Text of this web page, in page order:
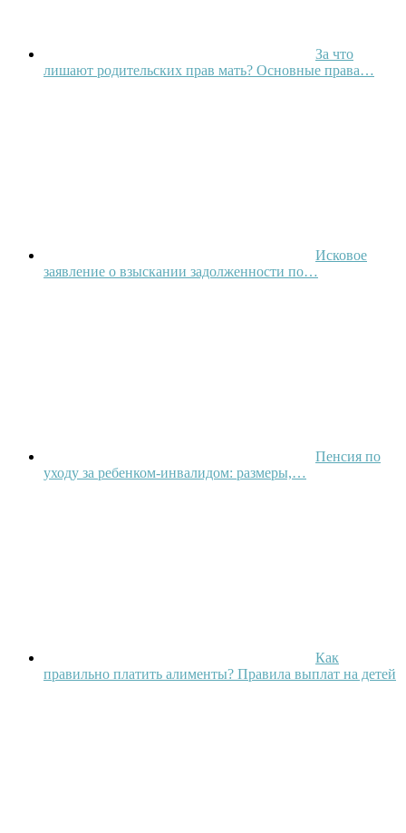
За что
лишают родительских прав мать? Основные права…
Исковое
заявление о взыскании задолженности по…
Пенсия по
уходу за ребенком-инвалидом: размеры,…
Как
правильно платить алименты? Правила выплат на детей